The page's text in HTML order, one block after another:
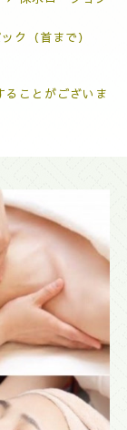
ク（首まで）
とがございま